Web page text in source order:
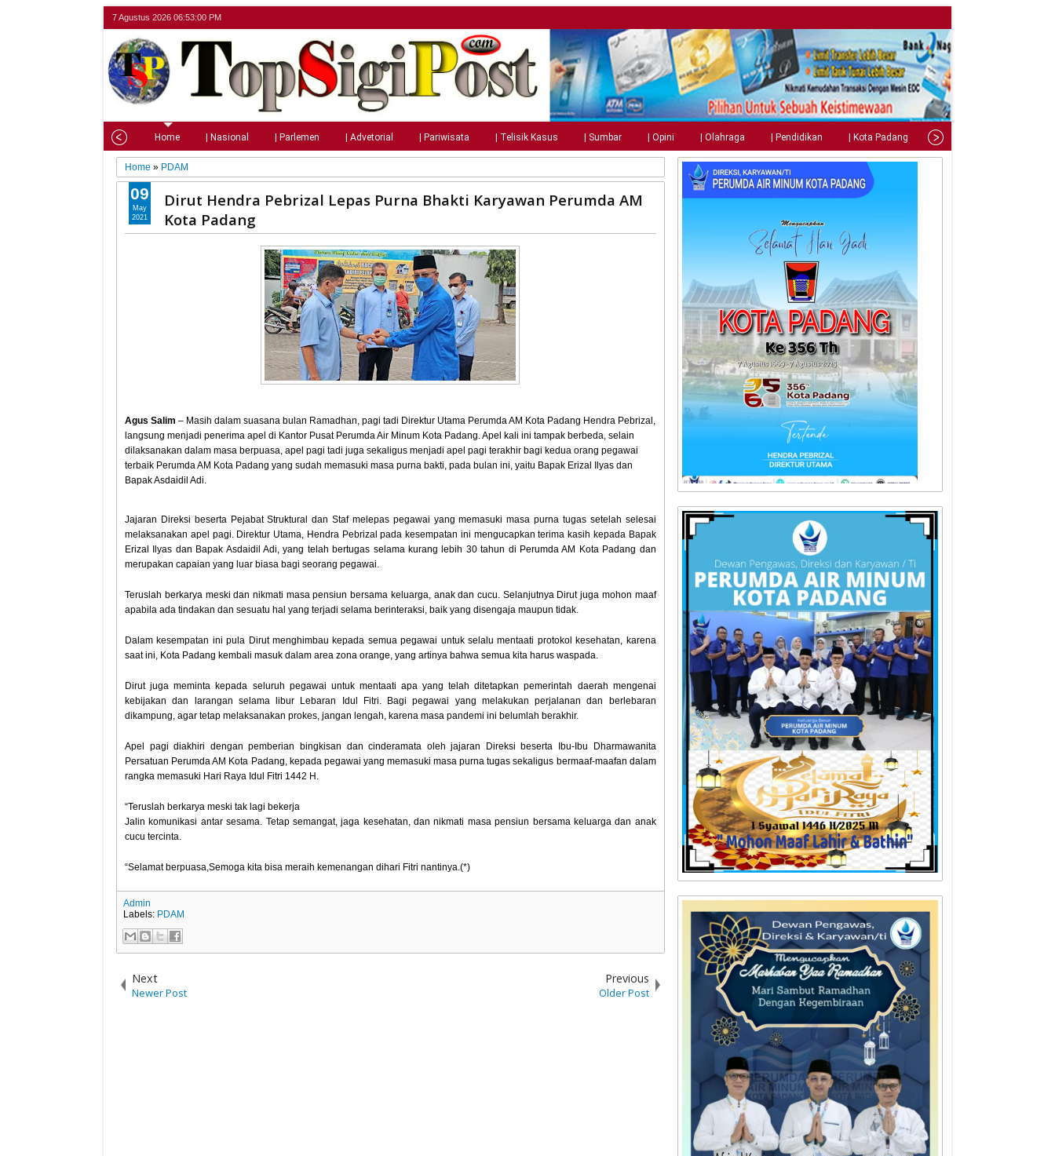
7 Agustus 2026 06:53:01 PM
Home | Nasional | Parlemen | Advetorial | Pariwisata | Telisik Kasus | Sumbar | Opini | Olahraga | Pendidikan | Kota Padang | Tips
Home » PDAM
Dirut Hendra Pebrizal Lepas Purna Bhakti Karyawan Perumda AM
Kota Padang
Agus Salim – Masih dalam suasana bulan Ramadhan, pagi tadi Direktur Utama Perumda AM Kota Padang Hendra Pebrizal,
langsung menjadi penerima apel di Kantor Pusat Perumda Air Minum Kota Padang. Apel kali ini tampak berbeda, selain
dilaksanakan dalam masa berpuasa, apel pagi tadi juga sekaligus menjadi apel pagi terakhir bagi kedua orang pegawai
terbaik Perumda AM Kota Padang yang sudah memasuki masa purna bakti, pada bulan ini, yaitu Bapak Erizal Ilyas dan
Bapak Asdaidil Adi.
Jajaran Direksi beserta Pejabat Struktural dan Staf melepas pegawai yang memasuki masa purna tugas setelah selesai
melaksanakan apel pagi. Direktur Utama, Hendra Pebrizal pada kesempatan ini mengucapkan terima kasih kepada Bapak
Erizal Ilyas dan Bapak Asdaidil Adi, yang telah bertugas selama kurang lebih 30 tahun di Perumda AM Kota Padang dan
merupakan capaian yang luar biasa bagi seorang pegawai.
Teruslah berkarya meski dan nikmati masa pensiun bersama keluarga, anak dan cucu. Selanjutnya Dirut juga mohon maaf
apabila ada tindakan dan sesuatu hal yang terjadi selama berinteraksi, baik yang disengaja maupun tidak.
Dalam kesempatan ini pula Dirut menghimbau kepada semua pegawai untuk selalu mentaati protokol kesehatan, karena
saat ini, Kota Padang kembali masuk dalam area zona orange, yang artinya bahwa semua kita harus waspada.
Dirut juga meminta kepada seluruh pegawai untuk mentaati apa yang telah ditetapkan pemerintah daerah mengenai
kebijakan dan larangan selama libur Lebaran Idul Fitri. Bagi pegawai yang melakukan perjalanan dan berlebaran
dikampung, agar tetap melaksanakan prokes, jangan lengah, karena masa pandemi ini belumlah berakhir.
Apel pagi diakhiri dengan pemberian bingkisan dan cinderamata oleh jajaran Direksi beserta Ibu-Ibu Dharmawanita
Persatuan Perumda AM Kota Padang, kepada pegawai yang memasuki masa purna tugas sekaligus bermaaf-maafan dalam
rangka memasuki Hari Raya Idul Fitri 1442 H.
“Teruslah berkarya meski tak lagi bekerja
Jalin komunikasi antar sesama. Tetap semangat, jaga kesehatan, dan nikmati masa pensiun bersama keluarga dan anak
cucu tercinta.
“Selamat berpuasa,Semoga kita bisa meraih kemenangan dihari Fitri nantinya.(*)
09
May
2021
Admin
Labels: PDAM
Next
Newer Post
Previous
Older Post